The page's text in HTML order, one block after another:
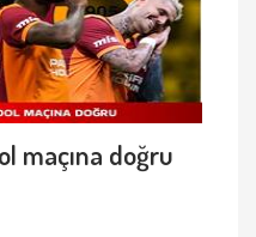
maçına doğru